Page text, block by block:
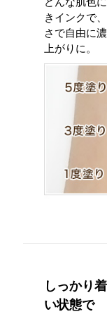
きインクで
さで自由に
上がりに。
しっかり
い状態で